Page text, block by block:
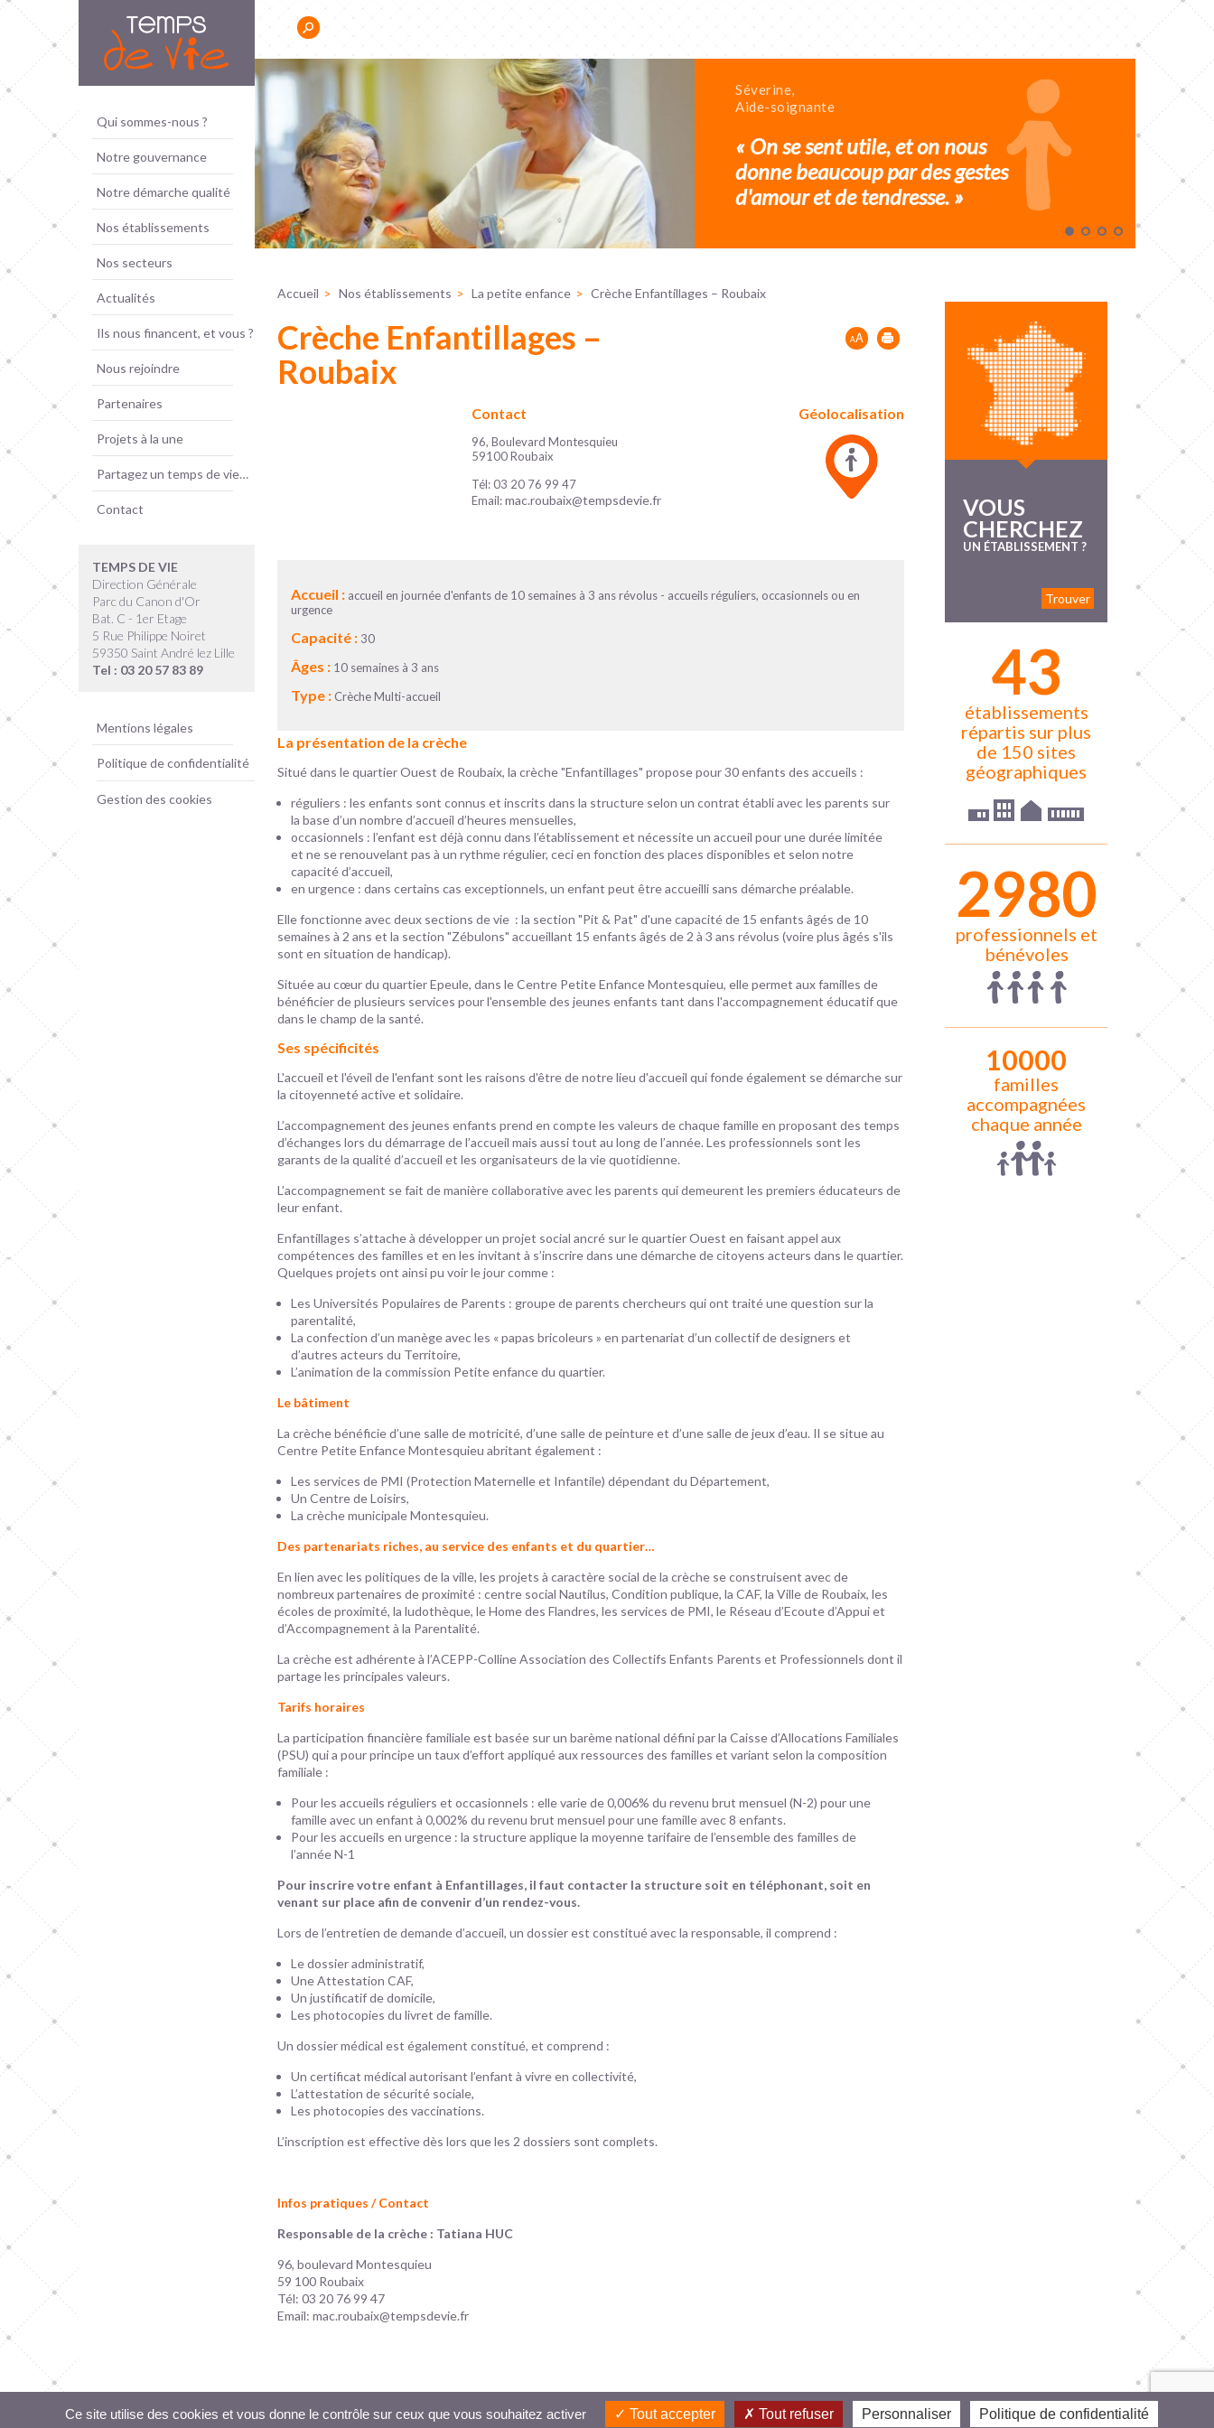
Panneau de gestion des cookies
Ce site utilise des cookies et vous donne le contrôle sur ceux que vous souhaitez activer Tout accepter Tout refuser Personnaliser Politique de confidentialité
Qui sommes-nous ?
Notre gouvernance
Notre démarche qualité
Nos établissements
Nos secteurs
Actualités
Ils nous financent, et vous ?
Nous rejoindre
Partenaires
Projets à la une
Partagez un temps de vie…
Contact
TEMPS DE VIE
Direction Générale
Parc du Canon d'Or
Bat. C - 1er Etage
5 Rue Philippe Noiret
59350 Saint André lez Lille
Tel : 03 20 57 83 89
Mentions légales
Politique de confidentialité
Gestion des cookies
Sociale Jeunes
ont besoin d'un
d'un
se reposer. »
Séverine,
Aide-soignante
« On se sent utile, et on nous
donne beaucoup par des gestes
d'amour et de tendresse. »
Accueil Nos établissements La petite enfance Crèche Enfantillages – Roubaix
Crèche Enfantillages –
Roubaix
Contact
96, Boulevard Montesquieu
59100 Roubaix
Tél: 03 20 76 99 47
Email:mac.roubaix@tempsdevie.fr
Géolocalisation
Accueil : accueil en journée d'enfants de 10 semaines à 3 ans révolus - accueils réguliers, occasionnels ou en
urgence
Capacité : 30
Âges : 10 semaines à 3 ans
Type : Crèche Multi-accueil
La présentation de la crèche
Situé dans le quartier Ouest de Roubaix, la crèche "Enfantillages" propose pour 30 enfants des accueils :
réguliers : les enfants sont connus et inscrits dans la structure selon un contrat établi avec les parents sur
la base d’un nombre d’accueil d’heures mensuelles,
occasionnels : l’enfant est déjà connu dans l’établissement et nécessite un accueil pour une durée limitée
et ne se renouvelant pas à un rythme régulier, ceci en fonction des places disponibles et selon notre
capacité d’accueil,
en urgence : dans certains cas exceptionnels, un enfant peut être accueilli sans démarche préalable.
Elle fonctionne avec deux sections de vie : la section "Pit & Pat" d'une capacité de 15 enfants âgés de 10
semaines à 2 ans et la section "Zébulons" accueillant 15 enfants âgés de 2 à 3 ans révolus (voire plus âgés s'ils
sont en situation de handicap).
Située au cœur du quartier Epeule, dans le Centre Petite Enfance Montesquieu, elle permet aux familles de
bénéficier de plusieurs services pour l'ensemble des jeunes enfants tant dans l'accompagnement éducatif que
dans le champ de la santé.
Ses spécificités
L'accueil et l'éveil de l'enfant sont les raisons d'être de notre lieu d'accueil qui fonde également se démarche sur
la citoyenneté active et solidaire.
L’accompagnement des jeunes enfants prend en compte les valeurs de chaque famille en proposant des temps
d’échanges lors du démarrage de l’accueil mais aussi tout au long de l’année. Les professionnels sont les
garants de la qualité d’accueil et les organisateurs de la vie quotidienne.
L’accompagnement se fait de manière collaborative avec les parents qui demeurent les premiers éducateurs de
leur enfant.
Enfantillages s’attache à développer un projet social ancré sur le quartier Ouest en faisant appel aux
compétences des familles et en les invitant à s’inscrire dans une démarche de citoyens acteurs dans le quartier.
Quelques projets ont ainsi pu voir le jour comme :
Les Universités Populaires de Parents : groupe de parents chercheurs qui ont traité une question sur la
parentalité,
La confection d’un manège avec les « papas bricoleurs » en partenariat d’un collectif de designers et
d’autres acteurs du Territoire,
L’animation de la commission Petite enfance du quartier.
Le bâtiment
La crèche bénéficie d’une salle de motricité, d’une salle de peinture et d’une salle de jeux d’eau. Il se situe au
Centre Petite Enfance Montesquieu abritant également :
Les services de PMI (Protection Maternelle et Infantile) dépendant du Département,
Un Centre de Loisirs,
La crèche municipale Montesquieu.
Des partenariats riches, au service des enfants et du quartier…
En lien avec les politiques de la ville, les projets à caractère social de la crèche se construisent avec de
nombreux partenaires de proximité : centre social Nautilus, Condition publique, la CAF, la Ville de Roubaix, les
écoles de proximité, la ludothèque, le Home des Flandres, les services de PMI, le Réseau d’Ecoute d’Appui et
d’Accompagnement à la Parentalité.
La crèche est adhérente à l’ACEPP-Colline Association des Collectifs Enfants Parents et Professionnels dont il
partage les principales valeurs.
Tarifs horaires
La participation financière familiale est basée sur un barème national défini par la Caisse d’Allocations Familiales
(PSU) qui a pour principe un taux d’effort appliqué aux ressources des familles et variant selon la composition
familiale :
Pour les accueils réguliers et occasionnels : elle varie de 0,006% du revenu brut mensuel (N-2) pour une
famille avec un enfant à 0,002% du revenu brut mensuel pour une famille avec 8 enfants.
Pour les accueils en urgence : la structure applique la moyenne tarifaire de l’ensemble des familles de
l’année N-1
Pour inscrire votre enfant à Enfantillages, il faut contacter la structure soit en téléphonant, soit en
venant sur place afin de convenir d’un rendez-vous.
Lors de l’entretien de demande d’accueil, un dossier est constitué avec la responsable, il comprend :
Le dossier administratif,
Une Attestation CAF,
Un justificatif de domicile,
Les photocopies du livret de famille.
Un dossier médical est également constitué, et comprend :
Un certificat médical autorisant l’enfant à vivre en collectivité,
L’attestation de sécurité sociale,
Les photocopies des vaccinations.
L’inscription est effective dès lors que les 2 dossiers sont complets.
Infos pratiques / Contact
Responsable de la crèche : Tatiana HUC
96, boulevard Montesquieu
59 100 Roubaix
Tél: 03 20 76 99 47
Email: mac.roubaix@tempsdevie.fr
Je souhaite être contacté
VOUS
CHERCHEZ
UN ÉTABLISSEMENT ?
Trouver
43
établissements
répartis sur plus
de 150 sites
géographiques
2992
professionnels et
bénévoles
10000
familles
accompagnées
chaque année